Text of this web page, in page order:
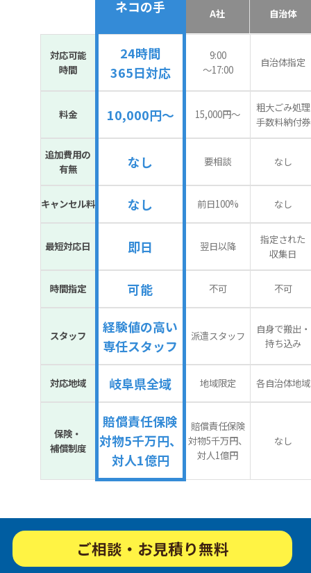
ネコの手 A社 自治体
対応可能
時間
24時間
365日対応
9:00
〜17:00
自治体指定
料金 10,000円～ 15,000円〜
粗大ごみ処理
手数料納付券
追加費用の
有無
なし 要相談 なし
キャンセル料 なし 前日100% なし
最短対応日 即日 翌日以降
指定された
収集日
時間指定 可能 不可 不可
スタッフ
経験値の高い
専任スタッフ
派遣スタッフ
自身で搬出・
持ち込み
対応地域 岐阜県全域 地域限定 各自治体地域
保険・
補償制度
賠償責任保険
対物5千万円、
対人1億円
賠償責任保険
対物5千万円、
対人1億円
なし
ご相談・お見積り無料